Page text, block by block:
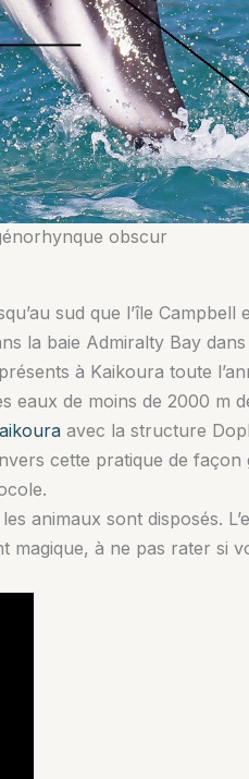
obscur
sud que l’île Campbell
la baie Admiralty Bay
à Kaikoura toute
eaux de moins de 2000 m
avec la structure
cette pratique de
animaux sont disposés.
à ne pas rater si